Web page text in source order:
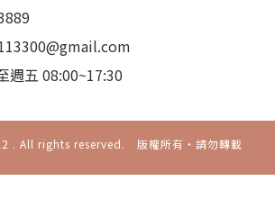
週五 08:00~17:30
. All rights reserved. 版權所有‧請勿轉載